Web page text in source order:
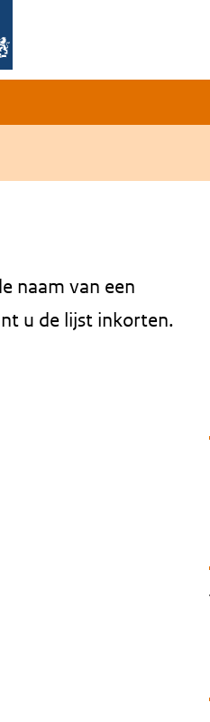
naam van een
u de lijst inkorten.